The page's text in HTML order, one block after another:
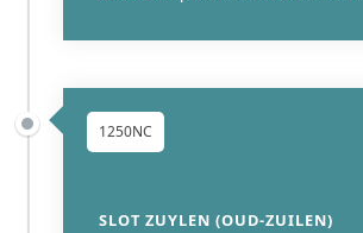
1250NC
SLOT ZUYLEN (OUD-ZUILEN)